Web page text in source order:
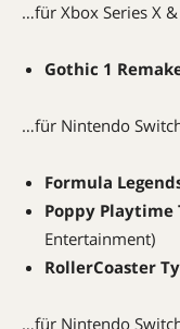
…für Xbox Series X &
Gothic 1
…für Nintendo
Formula
Poppy Playtime
Entertainment)
RollerCoaster
…für Nintendo